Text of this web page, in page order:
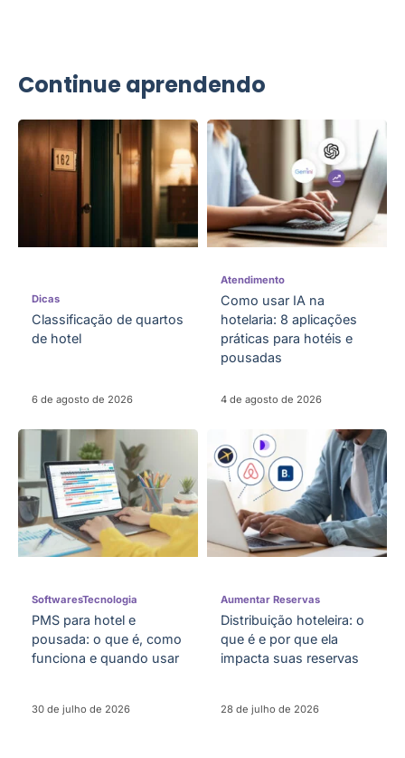
Continue aprendendo
Dicas
Classificação de quartos
de hotel
6 de agosto de 2026
Atendimento
Como usar IA na
hotelaria: 8 aplicações
práticas para hotéis e
pousadas
4 de agosto de 2026
SoftwaresTecnologia
PMS para hotel e
pousada: o que é, como
funciona e quando usar
30 de julho de 2026
Aumentar Reservas
Distribuição hoteleira: o
que é e por que ela
impacta suas reservas
28 de julho de 2026